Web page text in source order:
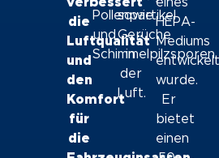
die
Luftqualität
und
den
Komfort
für
die
Pollenpartikel
und
Schimmelpilzsporen.
sowie
Gerüche
in
der
Luft.
HEPA-
Mediums
wurde.
Er
bietet
einen